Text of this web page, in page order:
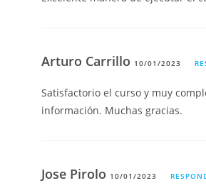
Arturo Carrillo 10/01/2023
Satisfactorio el curso y muy
información. Muchas gracias.
Jose Pirolo 10/01/2023